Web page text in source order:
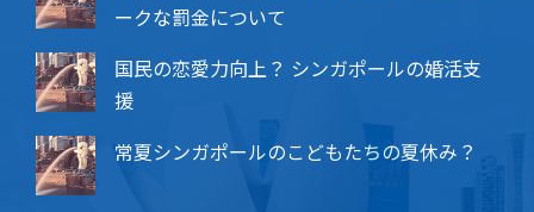
ークな罰金について
国民の恋愛力向上？ シンガポールの婚活支
援
常夏シンガポールのこどもたちの夏休み？